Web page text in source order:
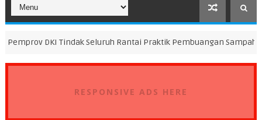
Tindak Seluruh Rantai Praktik Pembuangan Sampah Ilegal di
RESPONSIVE ADS HERE